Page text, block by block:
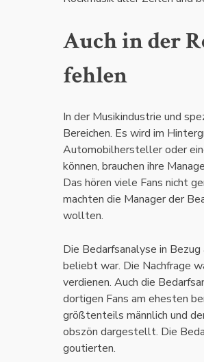
Auch in der
fehlen
In der Musikindustrie und
Bereichen. Es wird im
Automobilhersteller oder
können, brauchen ihre
Das hören viele Fans nicht
machten die Manager der
wollten.
Die Bedarfsanalyse in
beliebt war. Die Nachfrage
verdienen. Auch die
dortigen Fans am ehesten
größtenteils männlich und
obszön dargestellt. Die
goutierten.